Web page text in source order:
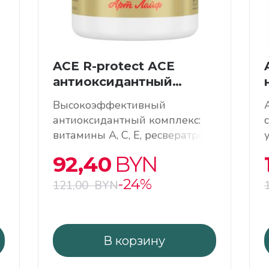
ACE R-protect АСЕ
антиоксидантный
комплекс
Высокоэффективный
антиоксидантный комплекс:
витамины A, C, E, ресвератрол
клеток, anti–age, иммунная
поддержка
92,40BYN
121,00BYN-24%
В корзину